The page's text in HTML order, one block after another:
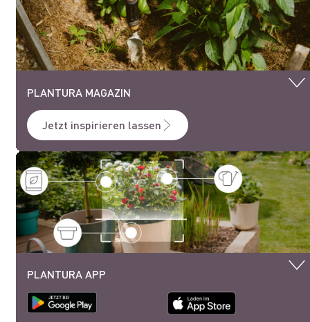
PLANTURA MAGAZIN
Jetzt inspirieren lassen
PLANTURA APP